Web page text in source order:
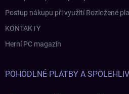
Postup nákupu při využití Rozložené
KONTAKTY
Herní PC magazín
POHODLNÉ PLATBY A